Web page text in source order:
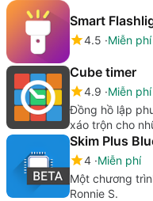
Smart
4.5 Miễn phí
Cube timer
4.9 Miễn phí
Đồng hồ lập
xáo trộn cho
Skim Plus
4 Miễn phí
Một chương
Ronnie S.